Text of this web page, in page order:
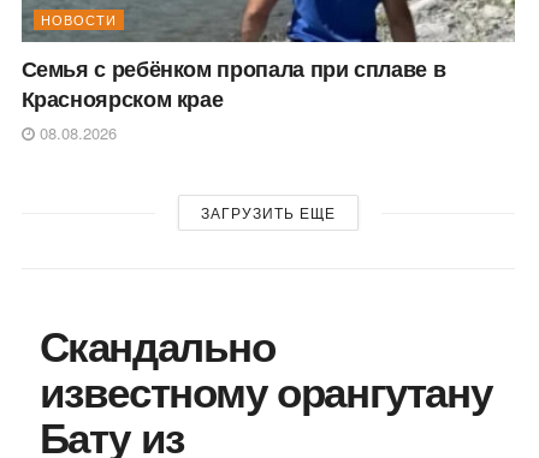
НОВОСТИ
Семья с ребёнком пропала при сплаве в
Красноярском крае
08.08.2026
ЗАГРУЗИТЬ ЕЩЕ
Скандально
известному орангутану
Бату из